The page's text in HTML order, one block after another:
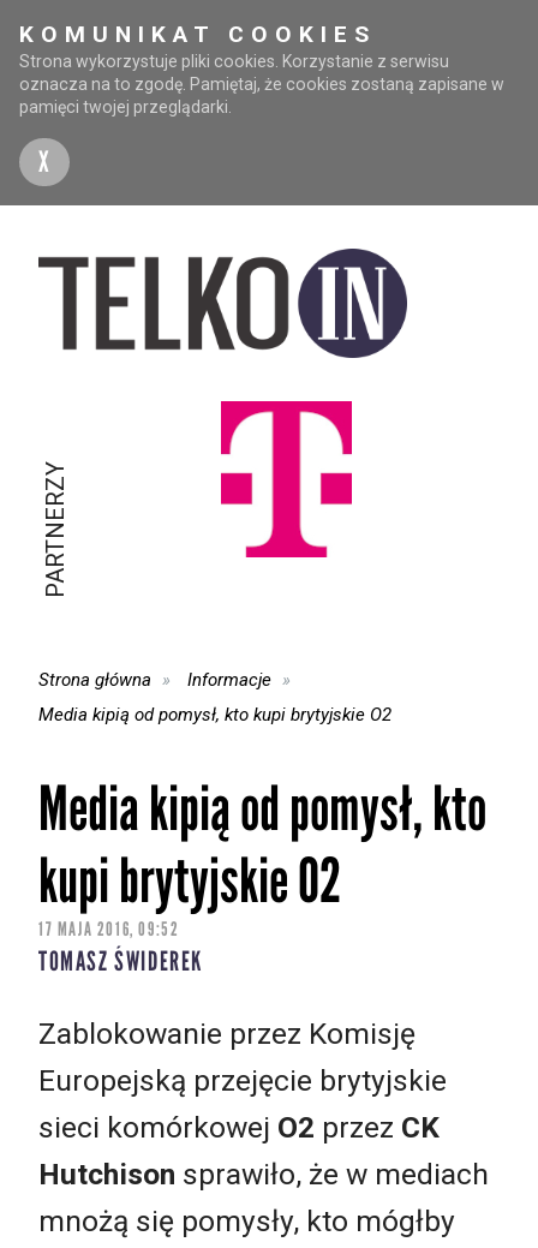
KOMUNIKAT COOKIES
Strona wykorzystuje pliki cookies. Korzystanie z serwisu
oznacza na to zgodę. Pamiętaj, że cookies zostaną zapisane w
pamięci twojej przeglądarki.
X
PARTNERZY
Strona główna
Informacje
Media kipią od pomysł, kto kupi brytyjskie O2
Media kipią od pomysł, kto
kupi brytyjskie O2
17 MAJA 2016, 09:52
TOMASZ ŚWIDEREK
Zablokowanie przez Komisję
Europejską przejęcie brytyjskie
sieci komórkowej O2 przez CK
Hutchison sprawiło, że w mediach
mnożą się pomysły, kto mógłby